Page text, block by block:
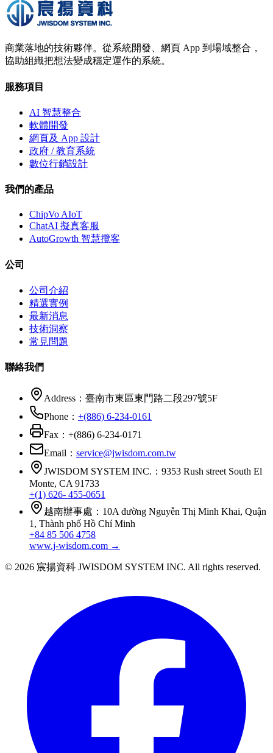
商業落地的技術夥伴。從系統開發、網頁 App 到場域整合，
協助組織把想法變成穩定運作的系統。
服務項目
AI 智慧整合
軟體開發
網頁及 App 設計
政府 / 教育系統
數位行銷設計
我們的產品
ChipVo AIoT
ChatAI 擬真客服
AutoGrowth 智慧攬客
公司
公司介紹
精選實例
最新消息
技術洞察
常見問題
聯絡我們
Address： 臺南市東區東門路二段297號5F
Phone： +(886) 6-234-0161
Fax： +(886) 6-234-0171
Email： service@jwisdom.com.tw
JWISDOM SYSTEM INC. ： 9353 Rush street South El
Monte, CA 91733
+(1) 626- 455-0651
越南辦事處 ： 10A đường Nguyễn Thị Minh Khai, Quận
1, Thành phố Hồ Chí Minh
+84 85 506 4758
www.j-wisdom.com →
© 2026 宸揚資科 JWISDOM SYSTEM INC. All rights reserved.